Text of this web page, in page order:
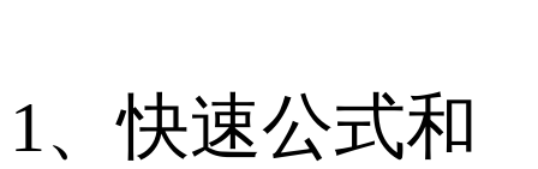
1、快速公式和